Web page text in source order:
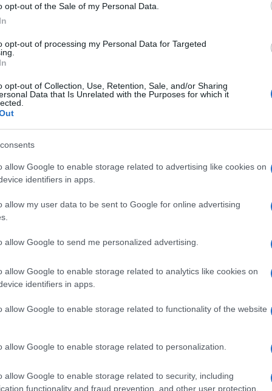
opt-out of the Sale of my Personal Data.
opt-out of processing my Personal Data for Targeted
opt-out of Collection, Use, Retention, Sale, and/or Sharing
Data that Is Unrelated with the Purposes for which it
allow Google to enable storage related to advertising like cookies on
identifiers in apps.
allow my user data to be sent to Google for online advertising
allow Google to send me personalized advertising.
allow Google to enable storage related to analytics like cookies on
identifiers in apps.
allow Google to enable storage related to functionality of the website
allow Google to enable storage related to personalization.
allow Google to enable storage related to security, including
functionality and fraud prevention, and other user protection.
effettivamente andata…in porto, ma
e anche per queste vanno
dei termini al 31 gennaio 2025. I
Gioia Tauro, Sardegna e Venezia.
decidano di procedere alle nomine
e forse anche nell’immediata
pare stia prendendo corpo è quella di
il 31 gennaio. Come dire, se prima
siamo in 14 a ballare l’”Hully gully”.
è quello di un Paese che sarà stato
e nel caso specifico, con i porti
inattese di politici
di sinistra) pronti allo scatto decisivo
di Associazioni imprenditoriali
di lavoro alle spalle
tutto a fronte di una incapacità, a oggi
delle Autorità di sistema portuale
che quindi potrebbe prendere le redini in